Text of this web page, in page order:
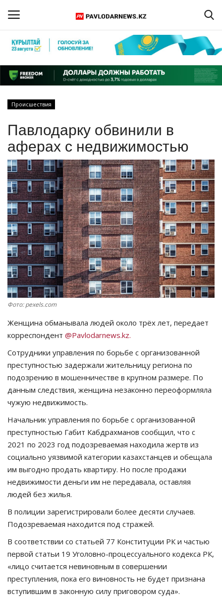
Регистрация
Главная
ПАВЛОДАРСКАЯ ОБЛАСТЬ
КАЗАХСТАН
МИР
СПЕЦПРОЕКТЫ
СПОРТ
Чек-лист
РАЗВЛЕЧЕНИЯ
Курултай
Язык
Происшествия
Павлодарку обвинили в
аферах с недвижимостью
Фото: pexels.com
Женщина обманывала людей около трёх лет, передает
корреспондент @Pavlodarnews.kz.
Сотрудники управления по борьбе с организованной
преступностью задержали жительницу региона по
подозрению в мошенничестве в крупном размере. По
данным следствия, женщина незаконно переоформляла
чужую недвижимость.
Начальник управления по борьбе с организованной
преступностью Габит Кабдрахманов сообщил, что с
2021 по 2023 год подозреваемая находила жертв из
социально уязвимой категории казахстанцев и обещала
им выгодно продать квартиру. Но после продажи
недвижимости деньги им не передавала, оставляя
людей без жилья.
В полиции зарегистрировали более десяти случаев.
Подозреваемая находится под стражей.
В соответствии со статьей 77 Конституции РК и частью
первой статьи 19 Уголовно-процессуального кодекса РК,
«лицо считается невиновным в совершении
преступления, пока его виновность не будет признана
вступившим в законную силу приговором суда».